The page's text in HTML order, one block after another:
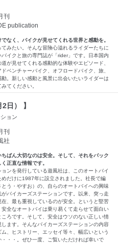
刊
publication
なく、バイクが見せてくれる世界と感動を。
みたい。そんな冒険心溢れるライダーたちに
イクと旅の専門誌が「rider」です。日本国内
が見せてくれる感動的な体験やエピソード、
ドベンチャーバイク、オフロードバイク、旅、
。新しい感動と風景に出会いたいライダーは
てください。
日） 】
ョン
刊
社
ばん大切なのは安全。そして、それをバック
正直な情報です。
ンを発行している遊風社は、このオートバイ
めだけに1987年に設立されました。社長で編
う・やすお）の、自らのオートバイへの興味
バイカーズステーションです。以来、突っ走
在、最も重視しているのが安全。というと堅苦
安全なオートバイは乗り易くて走らせて面白い
ころです。そして、安全はウソのない正しい情
ます。そんなバイカーズステーションの内容
、ヒストリー、エッセイ等々、幅広いという
・・。ぜひ一度、ご覧いただければ幸いで